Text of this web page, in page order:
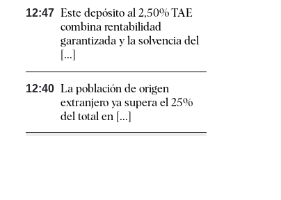
12:47 Este depósito al 2,50% TAE
combina rentabilidad
garantizada y la solvencia del
[...]
12:40 La población de origen
extranjero ya supera el 25%
del total en [...]